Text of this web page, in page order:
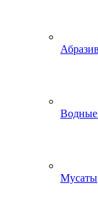
Водные
Мусаты